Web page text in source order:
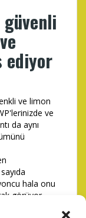
ediyor
ve limon
ve
da aynı
hala onu
görüyor.